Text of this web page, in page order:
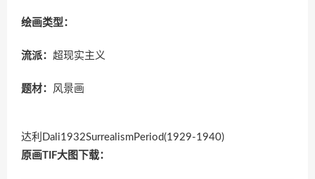
绘画类型：
流派： 超现实主义
题材： 风景画
达利Dali1932SurrealismPeriod(1929-1940)
原画TIF大图下载：